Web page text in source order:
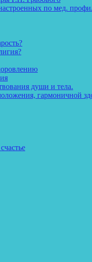
по мед.
души и тела.
гармоничной